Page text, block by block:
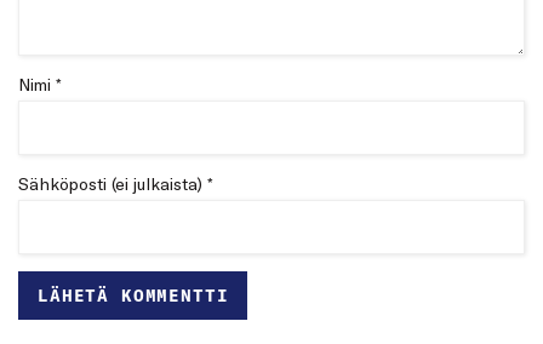
Nimi *
Sähköposti (ei julkaista) *